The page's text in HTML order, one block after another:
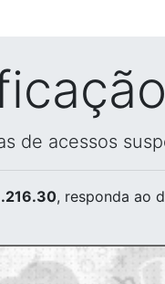
de acessos
, responda ao